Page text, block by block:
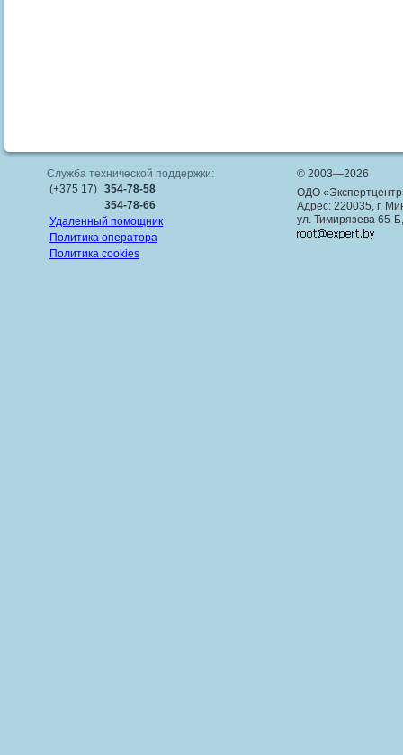
Служба технической поддержки:
(+375 17) 354-78-58
354-78-66
Удаленный помощник
Политика оператора
Политика cookies
© 2003—2026
ОДО
Адрес: 220035, г.
ул. Тимирязева 65-